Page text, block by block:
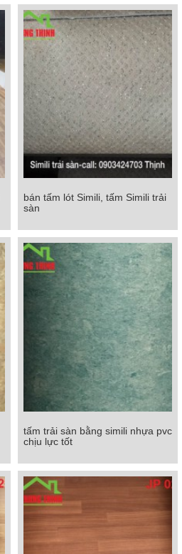
bán tấm lót Simili, tấm Simili trải
Chi tiết
bán tấm lót Simili, tấm Simili trải
sàn
tấm trải sàn bằng simili nhựa pvc
Chi tiết
tấm trải sàn bằng simili nhựa pvc
chịu lực tốt